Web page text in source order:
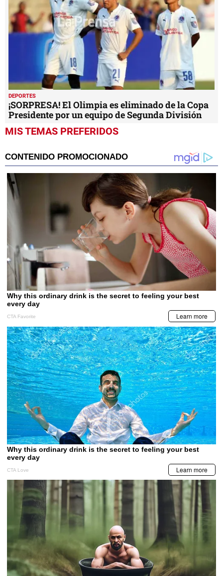
DEPORTES
¡SORPRESA! El Olimpia es eliminado de la Copa
Presidente por un equipo de Segunda División
MIS TEMAS PREFERIDOS